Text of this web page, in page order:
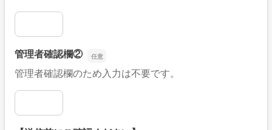
管理者確認欄①
管理者確認欄②
管理者確認欄のため入力は不要です。
管理者確認欄②